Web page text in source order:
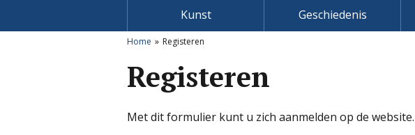
Kunst Geschiedenis
Home Registeren
Registeren
Met dit formulier kunt u zich aanmelden op de